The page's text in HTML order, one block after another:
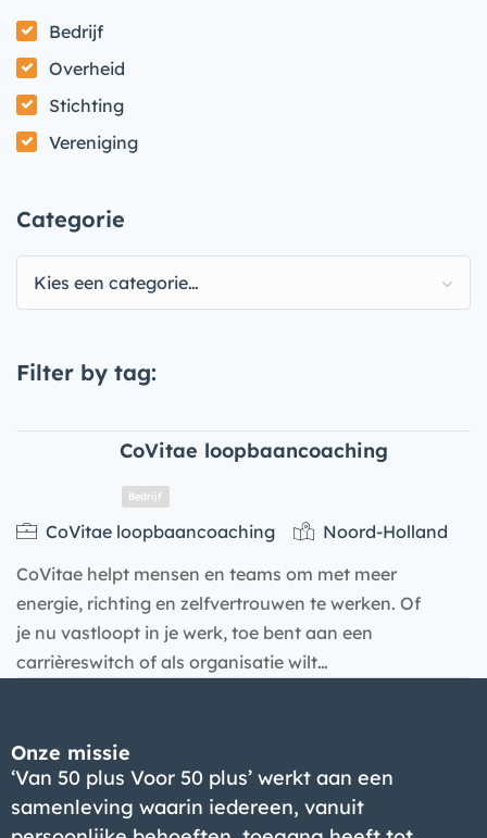
Bedrijf
Overheid
Stichting
Vereniging
Categorie
Kies een categorie…
Filter by tag:
CoVitae loopbaancoaching
CoVitae loopbaancoaching
Noord-Holland
CoVitae helpt mensen en teams om met meer
energie, richting en zelfvertrouwen te werken. Of
je nu vastloopt in je werk, toe bent aan een
carrièreswitch of als organisatie wilt…
Onze missie
‘Van 50 plus Voor 50 plus’ werkt aan een
samenleving waarin iedereen, vanuit